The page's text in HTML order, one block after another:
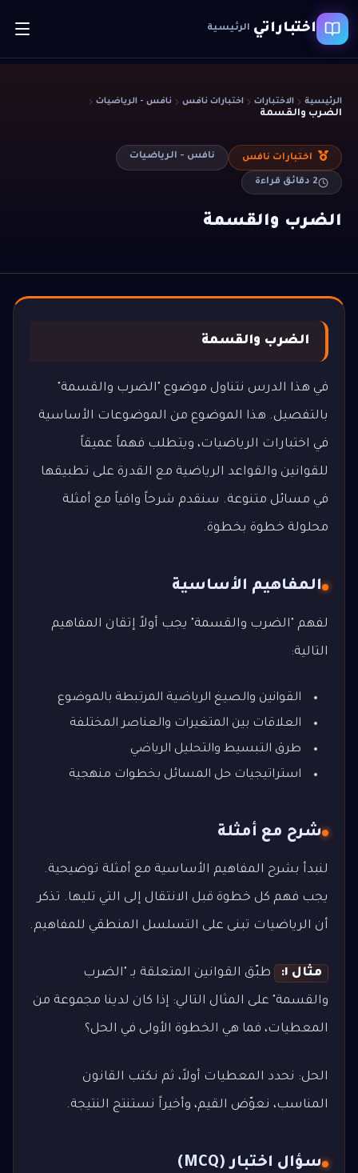
اختباراتي الرئيسية
الرئيسية الاختبارات اختبارات نافس نافس - الرياضيات
الضرب والقسمة
اختبارات نافس نافس - الرياضيات
2 دقائق قراءة
الضرب والقسمة
الضرب والقسمة
في هذا الدرس نتناول موضوع "الضرب والقسمة"
بالتفصيل. هذا الموضوع من الموضوعات الأساسية
في اختبارات الرياضيات، ويتطلب فهماً عميقاً
للقوانين والقواعد الرياضية مع القدرة على تطبيقها
في مسائل متنوعة. سنقدم شرحاً وافياً مع أمثلة
محلولة خطوة بخطوة.
المفاهيم الأساسية
لفهم "الضرب والقسمة" يجب أولاً إتقان المفاهيم
التالية:
القوانين والصيغ الرياضية المرتبطة بالموضوع
العلاقات بين المتغيرات والعناصر المختلفة
طرق التبسيط والتحليل الرياضي
استراتيجيات حل المسائل بخطوات منهجية
شرح مع أمثلة
لنبدأ بشرح المفاهيم الأساسية مع أمثلة توضيحية.
يجب فهم كل خطوة قبل الانتقال إلى التي تليها. تذكر
أن الرياضيات تبنى على التسلسل المنطقي للمفاهيم.
مثال ١: طبّق القوانين المتعلقة بـ "الضرب
والقسمة" على المثال التالي: إذا كان لدينا مجموعة من
المعطيات، فما هي الخطوة الأولى في الحل؟
الحل: نحدد المعطيات أولاً، ثم نكتب القانون
المناسب، نعوّض القيم، وأخيراً نستنتج النتيجة.
سؤال اختبار (MCQ)